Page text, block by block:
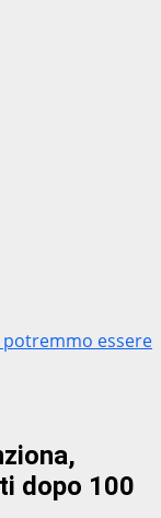
essere
dopo 100